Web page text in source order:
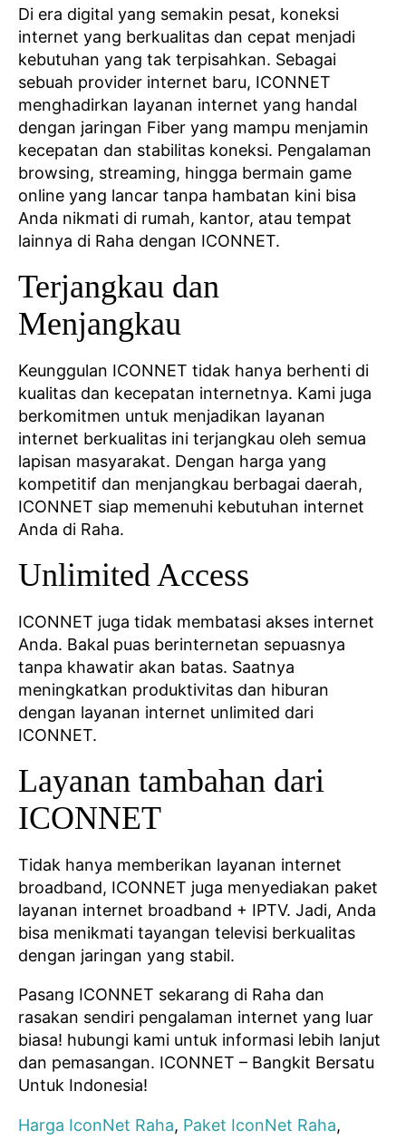
Di era digital yang semakin pesat, koneksi
internet yang berkualitas dan cepat menjadi
kebutuhan yang tak terpisahkan. Sebagai
sebuah provider internet baru, ICONNET
menghadirkan layanan internet yang handal
dengan jaringan Fiber yang mampu menjamin
kecepatan dan stabilitas koneksi. Pengalaman
browsing, streaming, hingga bermain game
online yang lancar tanpa hambatan kini bisa
Anda nikmati di rumah, kantor, atau tempat
lainnya di Raha dengan ICONNET.
Terjangkau dan
Menjangkau
Keunggulan ICONNET tidak hanya berhenti di
kualitas dan kecepatan internetnya. Kami juga
berkomitmen untuk menjadikan layanan
internet berkualitas ini terjangkau oleh semua
lapisan masyarakat. Dengan harga yang
kompetitif dan menjangkau berbagai daerah,
ICONNET siap memenuhi kebutuhan internet
Anda di Raha.
Unlimited Access
ICONNET juga tidak membatasi akses internet
Anda. Bakal puas berinternetan sepuasnya
tanpa khawatir akan batas. Saatnya
meningkatkan produktivitas dan hiburan
dengan layanan internet unlimited dari
ICONNET.
Layanan tambahan dari
ICONNET
Tidak hanya memberikan layanan internet
broadband, ICONNET juga menyediakan paket
layanan internet broadband + IPTV. Jadi, Anda
bisa menikmati tayangan televisi berkualitas
dengan jaringan yang stabil.
Pasang ICONNET sekarang di Raha dan
rasakan sendiri pengalaman internet yang luar
biasa! hubungi kami untuk informasi lebih lanjut
dan pemasangan. ICONNET – Bangkit Bersatu
Untuk Indonesia!
Harga IconNet Raha, Paket IconNet Raha,